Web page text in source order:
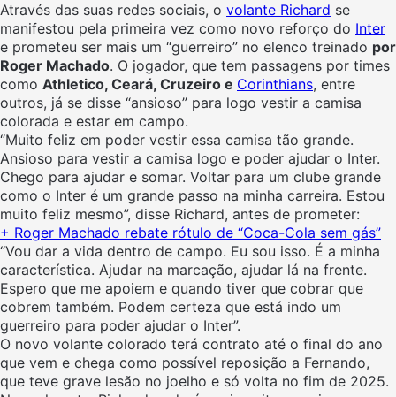
Através das suas redes sociais, o volante Richard se
manifestou pela primeira vez como novo reforço do Inter
e prometeu ser mais um “guerreiro” no elenco treinado por
Roger Machado. O jogador, que tem passagens por times
como Athletico, Ceará, Cruzeiro e Corinthians, entre
outros, já se disse “ansioso” para logo vestir a camisa
colorada e estar em campo.
“Muito feliz em poder vestir essa camisa tão grande.
Ansioso para vestir a camisa logo e poder ajudar o Inter.
Chego para ajudar e somar. Voltar para um clube grande
como o Inter é um grande passo na minha carreira. Estou
muito feliz mesmo”, disse Richard, antes de prometer:
+ Roger Machado rebate rótulo de “Coca-Cola sem gás”
“Vou dar a vida dentro de campo. Eu sou isso. É a minha
característica. Ajudar na marcação, ajudar lá na frente.
Espero que me apoiem e quando tiver que cobrar que
cobrem também. Podem certeza que está indo um
guerreiro para poder ajudar o Inter”.
O novo volante colorado terá contrato até o final do ano
que vem e chega como possível reposição a Fernando,
que teve grave lesão no joelho e só volta no fim de 2025.